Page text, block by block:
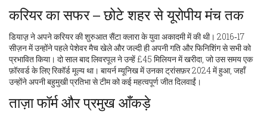
करियर का सफर – छोटे शहर से यूरोपीय मंच तक
डियाज़़ ने अपने करियर की शुरुआत सैंटा क्लारा के युवा अकादमी में की थी। 2016‑17
सीज़न में उन्होंने पहले पेशेवर मैच खेले और जल्दी ही अपनी गति और फिनिशिंग से सभी को
प्रभावित किया। दो साल बाद लिवरपूल ने उन्हें £45 मिलियन में खरीदा, जो उस समय एक
फ़ॉरवर्ड के लिए रिकॉर्ड मूल्य था। बायर्न म्यूनिख में उनका ट्रांसफ़र 2024 में हुआ, जहाँ
उन्होंने अपनी बहुमुखी प्रतिभा से टीम को कई महत्वपूर्ण जीत दिलवाईं।
ताज़ा फॉर्म और प्रमुख आँकड़े